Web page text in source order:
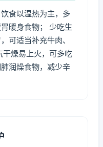
食以温热为主，多
暖身食物； 少吃生
可适当补充牛肉、
燥易上火，可多吃
润燥食物，减少辛